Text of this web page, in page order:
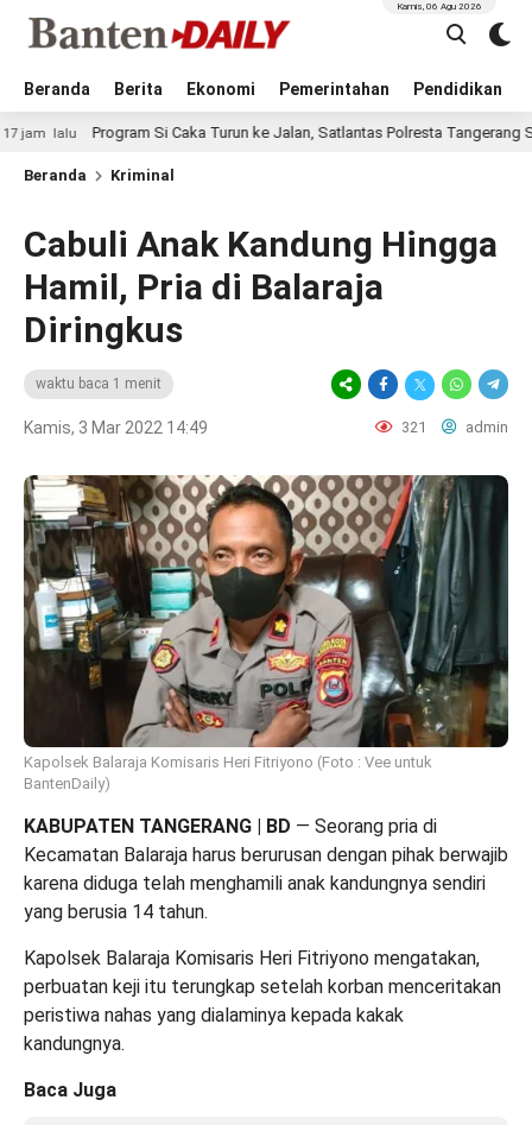
Beranda Berita Ekonomi Pemerintahan Pendidikan
Kamis, 06 Agu 2026
Program Si Caka Turun ke Jalan, Satlantas Polresta Tangerang
Beranda Kriminal
Cabuli Anak Kandung Hingga
Hamil, Pria di Balaraja
Diringkus
waktu baca 1 menit
Kamis, 3 Mar 2022 14:49 321 admin
Kapolsek Balaraja Komisaris Heri Fitriyono (Foto : Vee untuk
BantenDaily)
KABUPATEN TANGERANG | BD — Seorang pria di
Kecamatan Balaraja harus berurusan dengan pihak berwajib
karena diduga telah menghamili anak kandungnya sendiri
yang berusia 14 tahun.
Kapolsek Balaraja Komisaris Heri Fitriyono mengatakan,
perbuatan keji itu terungkap setelah korban menceritakan
peristiwa nahas yang dialaminya kepada kakak
kandungnya.
Baca Juga